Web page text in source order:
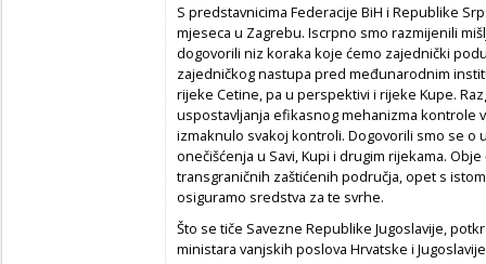
S predstavnicima Federacije BiH i Republike
mjeseca u Zagrebu. Iscrpno smo razmijenili
dogovorili niz koraka koje ćemo zajednički
zajedničkog nastupa pred međunarodnim
rijeke Cetine, pa u perspektivi i rijeke Kupe.
uspostavljanja efikasnog mehanizma kontrole
izmaknulo svakoj kontroli. Dogovorili smo se
onečišćenja u Savi, Kupi i drugim rijekama.
transgraničnih zaštićenih područja, opet s
osiguramo sredstva za te svrhe.
Što se tiče Savezne Republike Jugoslavije,
ministara vanjskih poslova Hrvatske i